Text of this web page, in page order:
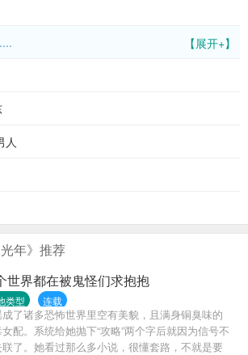
【展开+】
人
年》推荐
世界都在被鬼怪们求抱抱
类型 连载
成了诸多恐怖世界里空有美貌，且满身铜臭味的
配。系统给她抛下“攻略”两个字后就因为信号不
联了。她看过那么多小说，很懂套路，不就是要